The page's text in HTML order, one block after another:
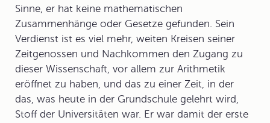
Sinne, er hat keine mathematischen
Zusammenhänge oder Gesetze gefunden. Sein
Verdienst ist es viel mehr, weiten Kreisen seiner
Zeitgenossen und Nachkommen den Zugang zu
dieser Wissenschaft, vor allem zur Arithmetik
eröffnet zu haben, und das zu einer Zeit, in der
das, was heute in der Grundschule gelehrt wird,
Stoff der Universitäten war. Er war damit der erste